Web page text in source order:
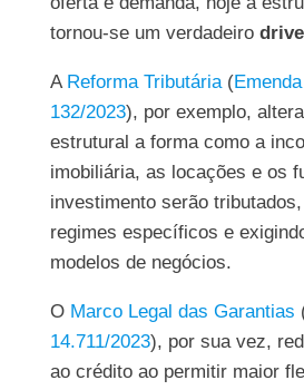
tornou-se um verdadeiro
A Reforma Tributária(
132/2023), por exemplo,
estrutural a forma como a
imobiliária, as locações e os
investimento serão
regimes específicos e
modelos de negócios.
O Marco Legal das Garantias
14.711/2023), por sua vez,
ao crédito ao permitir maior